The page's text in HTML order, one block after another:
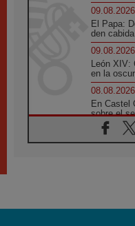
09.08.2026
El Papa:
den
09.08.2026
León XIV:
en la
08.08.2026
En Castel
sobre el
08.08.2026
En
08.08.2026